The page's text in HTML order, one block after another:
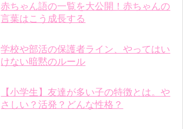
赤ちゃん語の一覧を大公開！赤ちゃんの
言葉はこう成長する
学校や部活の保護者ライン、やってはい
けない暗黙のルール
【小学生】友達が多い子の特徴とは。や
さしい？活発？どんな性格？